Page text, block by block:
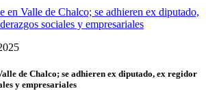
de Chalco; se adhieren ex diputado, ex regidor
y empresariales